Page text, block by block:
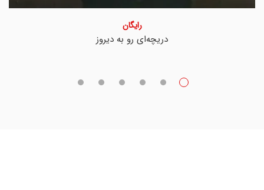
دریچه‌ای رو به دیروز
رایگان